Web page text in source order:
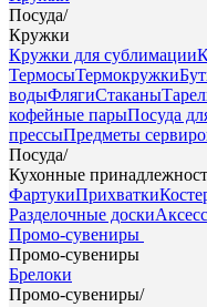
Посуда/
Кружки
Кружки для сублимации
ТермосыТермокружки
водыФлягиСтаканы
кофейные парыПосуда
прессыПредметы
Посуда/
Кухонные
ФартукиПрихватки
Разделочные доски
Промо-сувениры
Промо-сувениры
Брелоки
Промо-сувениры/